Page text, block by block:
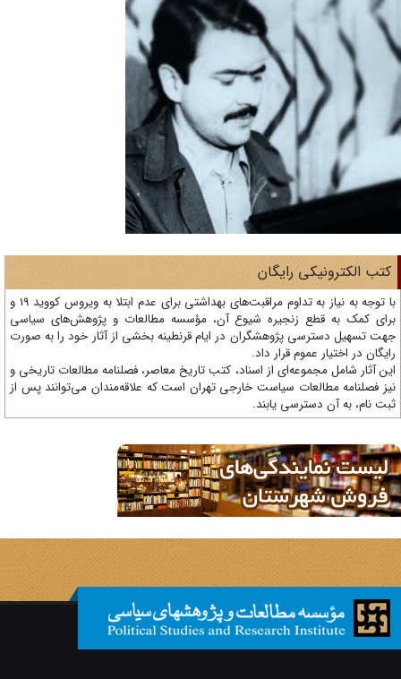
الکترونیکی رایگان
با توجه به نیاز به تداوم مراقبت‌های بهداشتی برای عدم ابتلا به ویروس کووید 19 و
کمک به قطع زنجیره شیوع آن، مؤسسه مطالعات و پژوهش‌های سیاسی
تسهیل دسترسی پژوهشگران در ایام قرنطینه بخشی از آثار خود را به صورت
در اختیار عموم قرار داد.
آثار شامل مجموعه‌ای از اسناد، کتب تاریخ معاصر، فصلنامه‌ مطالعات تاریخی و
فصلنامه مطالعات سیاست خارجی تهران است که علاقه‌مندان می‌توانند پس از
نام، به آن دسترسی یابند.